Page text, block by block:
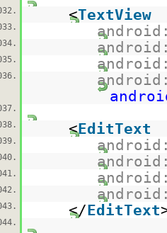
<TextView
<EditText
</EditText